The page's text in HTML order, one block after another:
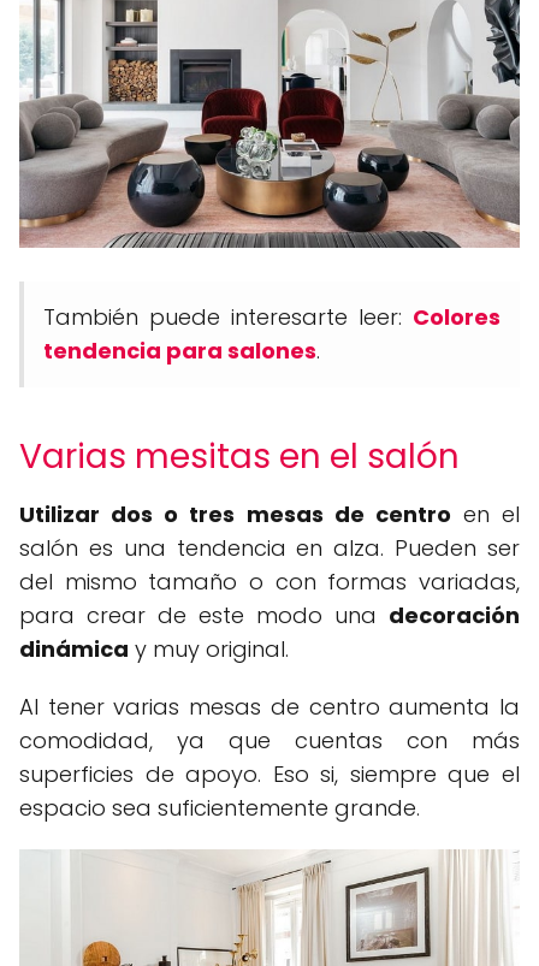
También puede interesarte leer: Colores
tendencia para salones.
Varias mesitas en el salón
Utilizar dos o tres mesas de centro en el
salón es una tendencia en alza. Pueden ser
del mismo tamaño o con formas variadas,
para crear de este modo una decoración
dinámica y muy original.
Al tener varias mesas de centro aumenta la
comodidad, ya que cuentas con más
superficies de apoyo. Eso si, siempre que el
espacio sea suficientemente grande.